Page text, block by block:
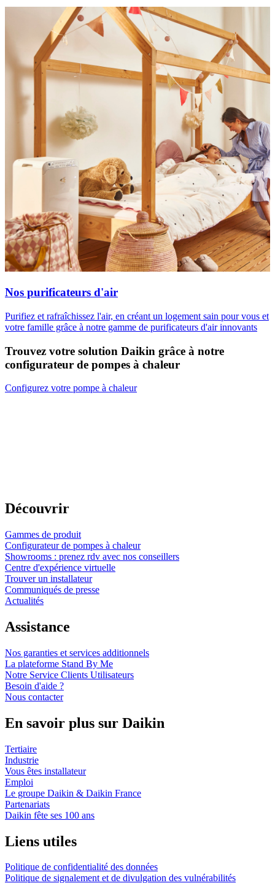
Nos purificateurs d'air
Purifiez et rafraîchissez l'air, en créant un logement sain pour vous et
votre famille grâce à notre gamme de purificateurs d'air innovants
Trouvez votre solution Daikin grâce à notre
configurateur de pompes à chaleur
Configurez votre pompe à chaleur
Découvrir
Gammes de produit
Configurateur de pompes à chaleur
Showrooms : prenez rdv avec nos conseillers
Centre d'expérience virtuelle
Trouver un installateur
Communiqués de presse
Actualités
Assistance
Nos garanties et services additionnels
La plateforme Stand By Me
Notre Service Clients Utilisateurs
Besoin d'aide ?
Nous contacter
En savoir plus sur Daikin
Tertiaire
Industrie
Vous êtes installateur
Emploi
Le groupe Daikin & Daikin France
Partenariats
Daikin fête ses 100 ans
Liens utiles
Politique de confidentialité des données
Politique de signalement et de divulgation des vulnérabilités